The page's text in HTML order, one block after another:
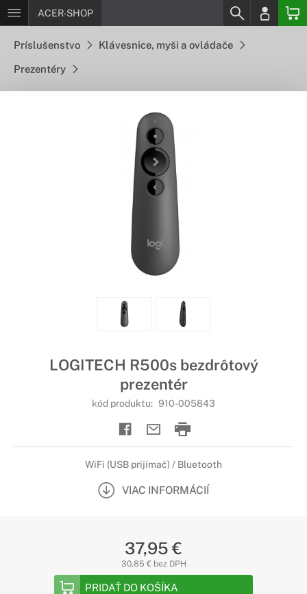
ACER-SHOP
Príslušenstvo Klávesnice, myši a ovládače
Prezentéry
LOGITECH R500s bezdrôtový
prezentér
kód produktu: 910-005843
WiFi (USB prijímač) / Bluetooth
VIAC INFORMÁCIÍ
37,95 €
30,85 € bez DPH
PRIDAŤ DO KOŠÍKA